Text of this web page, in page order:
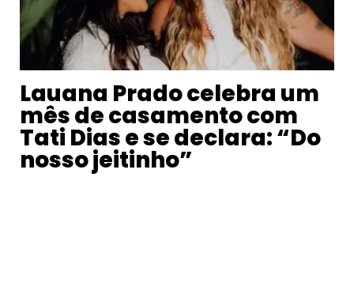
Lauana Prado celebra um
mês de casamento com
Tati Dias e se declara: “Do
nosso jeitinho”